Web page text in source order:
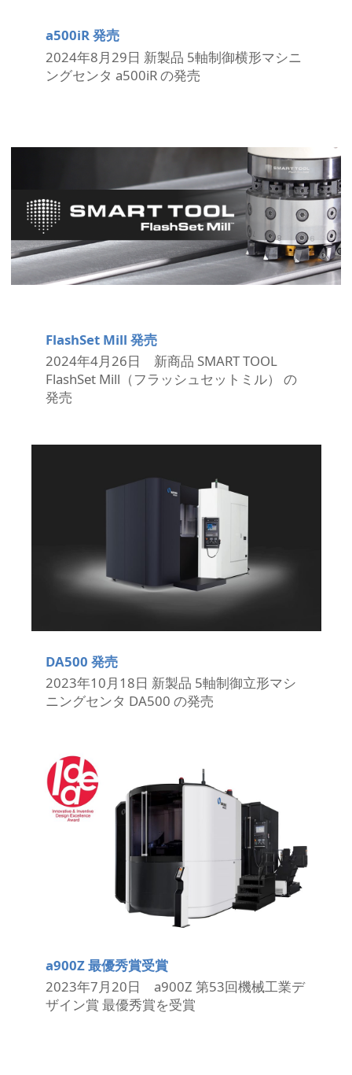
a500iR 発売
2024年8月29日 新製品 5軸制御横形マシニ
ングセンタ a500iR の発売
FlashSet Mill 発売
2024年4月26日 新商品 SMART TOOL
FlashSet Mill（フラッシュセットミル） の
発売
DA500 発売
2023年10月18日 新製品 5軸制御立形マシ
ニングセンタ DA500 の発売
a900Z 最優秀賞受賞
2023年7月20日 a900Z 第53回機械工業デ
ザイン賞 最優秀賞を受賞